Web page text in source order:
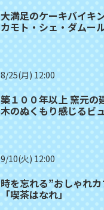
大満足のケーキバイキ
カモト・シェ・ダムー
8/25(月) 12:00
築１００年以上 窯元の
木のぬくもり感じるビ
9/10(火) 12:00
時を忘れる”おしゃれ
「喫茶はなれ」